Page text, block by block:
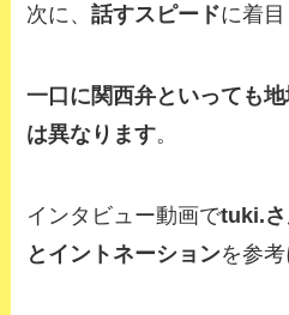
次に、話すスピードに着目
一口に関西弁といっても
は異なります。
インタビュー動画でtuki.さ
とイントネーションを参考